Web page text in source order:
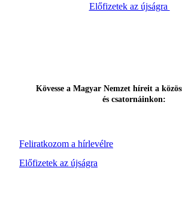
Előfizetek az újságra
Feliratkozom a hírlevélre
Kövesse a Magyar Nemzet híreit a
és csatornáinkon:
Előfizetek az újságra